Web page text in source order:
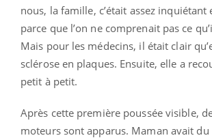
nous, la famille, c’était assez inquiétant
parce que l’on ne comprenait pas ce
Mais pour les médecins, il était clair
sclérose en plaques. Ensuite, elle a
petit à petit.
Après cette première poussée visible,
moteurs sont apparus. Maman avait